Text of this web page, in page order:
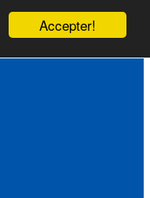
Accepter!